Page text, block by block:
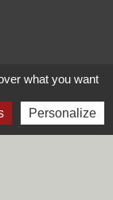
what you want
Personalize